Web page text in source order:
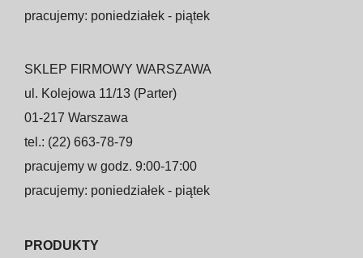
pracujemy: poniedziałek - piątek
SKLEP FIRMOWY WARSZAWA
ul. Kolejowa 11/13 (Parter)
01-217 Warszawa
tel.: (22) 663-78-79
pracujemy w godz. 9:00-17:00
pracujemy: poniedziałek - piątek
PRODUKTY